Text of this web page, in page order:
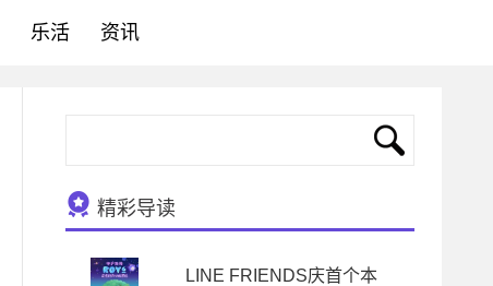
乐活 资讯
精彩导读
LINE FRIENDS庆首个本